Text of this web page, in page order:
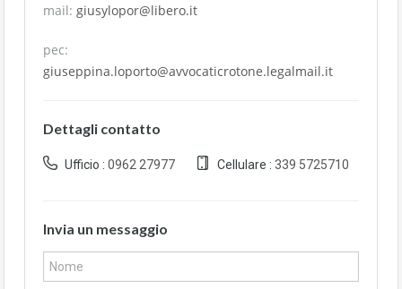
mail: giusylopor@libero.it
pec:
giuseppina.loporto@avvocaticrotone.legalmail.it
Dettagli contatto
Ufficio : 0962 27977 Cellulare : 339 5725710
Invia un messaggio